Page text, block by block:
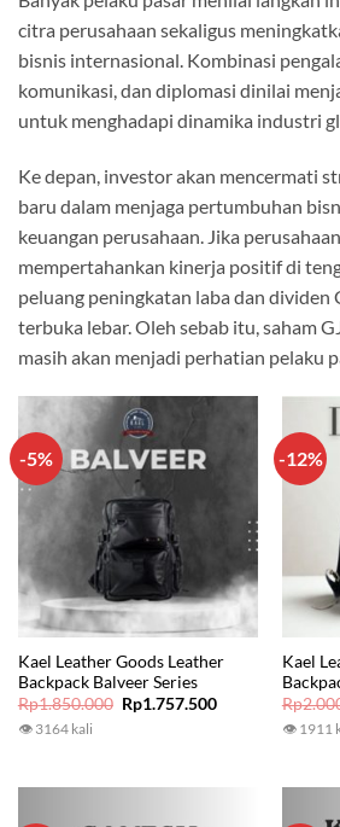
citra perusahaan sekaligus
bisnis internasional. Kombinasi
komunikasi, dan diplomasi dinilai
untuk menghadapi dinamika industri
Ke depan, investor akan mencermati
baru dalam menjaga pertumbuhan
keuangan perusahaan. Jika
mempertahankan kinerja positif di
peluang peningkatan laba dan dividen
terbuka lebar. Oleh sebab itu, saham
masih akan menjadi perhatian pelaku
-5%
Kael Leather Goods Leather
Backpack Balveer Series
Rp1.850.000 Original
price
Rp1.757.500Current
👁 3164 kali
-12%
Kael
Rp
👁 1911